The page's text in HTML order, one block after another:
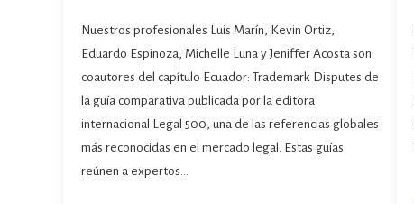
Nuestros profesionales Luis Marín, Kevin Ortiz,
Eduardo Espinoza, Michelle Luna y Jeniffer Acosta son
coautores del capítulo Ecuador: Trademark Disputes de
la guía comparativa publicada por la editora
internacional Legal 500, una de las referencias globales
más reconocidas en el mercado legal. Estas guías
reúnen a expertos…